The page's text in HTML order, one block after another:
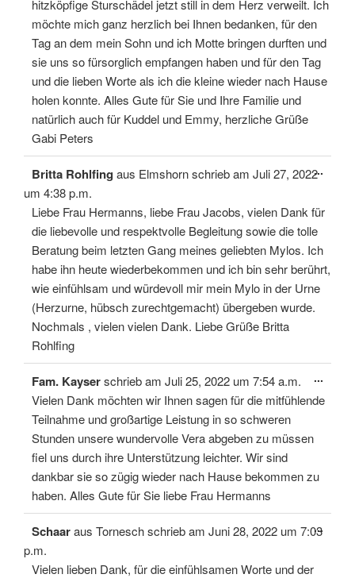
hitzköpfige Sturschädel jetzt still in dem Herz verweilt. Ich
möchte mich ganz herzlich bei Ihnen bedanken, für den
Tag an dem mein Sohn und ich Motte bringen durften und
sie uns so fürsorglich empfangen haben und für den Tag
und die lieben Worte als ich die kleine wieder nach Hause
holen konnte. Alles Gute für Sie und Ihre Familie und
natürlich auch für Kuddel und Emmy, herzliche Grüße
Gabi Peters
Britta Rohlfing aus Elmshornschrieb am Juli 27, 2022
um 4:38 p.m.
Liebe Frau Hermanns, liebe Frau Jacobs, vielen Dank für
die liebevolle und respektvolle Begleitung sowie die tolle
Beratung beim letzten Gang meines geliebten Mylos. Ich
habe ihn heute wiederbekommen und ich bin sehr berührt,
wie einfühlsam und würdevoll mir mein Mylo in der Urne
(Herzurne, hübsch zurechtgemacht) übergeben wurde.
Nochmals , vielen vielen Dank. Liebe Grüße Britta
Rohlfing
...
Fam. Kayserschrieb am Juli 25, 2022 um 7:54 a.m.
Vielen Dank möchten wir Ihnen sagen für die mitfühlende
Teilnahme und großartige Leistung in so schweren
Stunden unsere wundervolle Vera abgeben zu müssen
fiel uns durch ihre Unterstützung leichter. Wir sind
dankbar sie so zügig wieder nach Hause bekommen zu
haben. Alles Gute für Sie liebe Frau Hermanns
...
ein-/
Schaaraus Torneschschrieb am Juni 28, 2022 um 7:03
p.m.
Vielen lieben Dank, für die einfühlsamen Worte und der
...